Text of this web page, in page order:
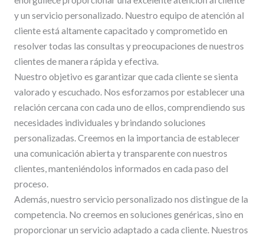
y un servicio personalizado. Nuestro equipo de atención al
cliente está altamente capacitado y comprometido en
resolver todas las consultas y preocupaciones de nuestros
clientes de manera rápida y efectiva.
Nuestro objetivo es garantizar que cada cliente se sienta
valorado y escuchado. Nos esforzamos por establecer una
relación cercana con cada uno de ellos, comprendiendo sus
necesidades individuales y brindando soluciones
personalizadas. Creemos en la importancia de establecer
una comunicación abierta y transparente con nuestros
clientes, manteniéndolos informados en cada paso del
proceso.
Además, nuestro servicio personalizado nos distingue de la
competencia. No creemos en soluciones genéricas, sino en
proporcionar un servicio adaptado a cada cliente. Nuestros